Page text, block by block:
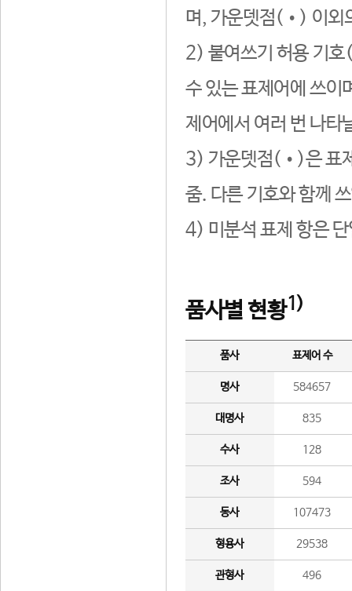
며, 가운뎃점(•) 이외
2) 붙여쓰기 허용 기호
수 있는 표제어에 쓰이
제어에서 여러 번 나타
3) 가운뎃점(•)은 표
줌. 다른 기호와 함께
4) 미분석 표제 항은
품사별 현황1)
품사 표제어 수
명사 584657
대명사 835
수사 128
조사 594
동사 107473
형용사 29538
관형사 496